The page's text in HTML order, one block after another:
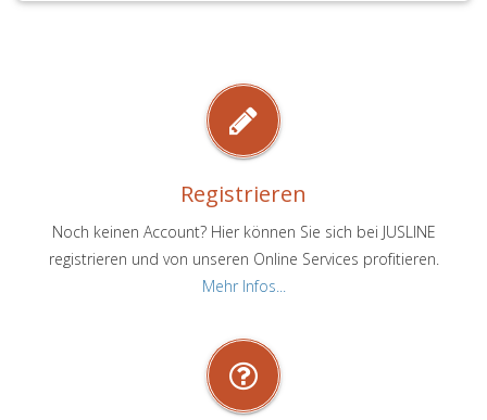
Registrieren
Noch keinen Account? Hier können Sie sich bei JUSLINE
registrieren und von unseren Online Services profitieren.
Mehr Infos...